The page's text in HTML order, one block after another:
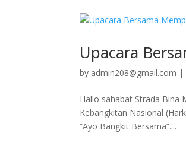
Upacara
by admin208@gmail.com |
Hallo sahabat Strada Bina
Kebangkitan Nasional
“Ayo Bangkit Bersama”....